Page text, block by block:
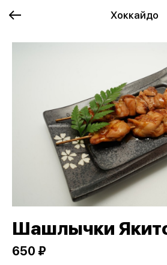
Хоккайдо
Шашлычки
650 ₽